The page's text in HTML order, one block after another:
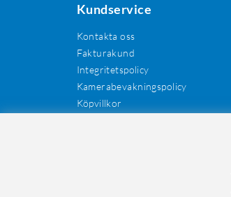
Kundservice
Kontakta oss
Fakturakund
Integritetspolicy
Kamerabevakningspolicy
Köpvillkor